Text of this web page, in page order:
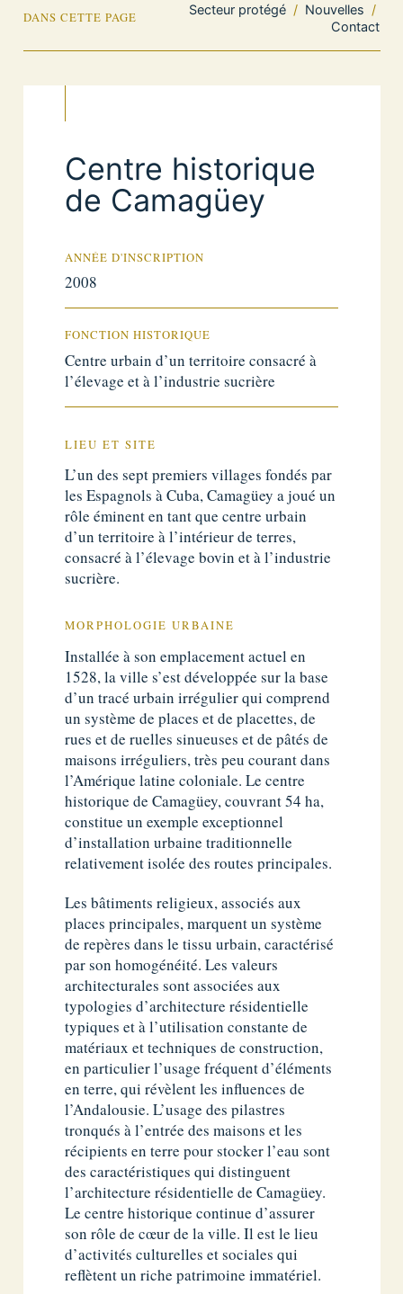
DANS CETTE PAGE
Secteur protégé / Nouvelles /
Contact
Centre historique
de Camagüey
ANNÉE D'INSCRIPTION
2008
FONCTION HISTORIQUE
Centre urbain d’un territoire consacré à
l’élevage et à l’industrie sucrière
LIEU ET SITE
L’un des sept premiers villages fondés par
les Espagnols à Cuba, Camagüey a joué un
rôle éminent en tant que centre urbain
d’un territoire à l’intérieur de terres,
consacré à l’élevage bovin et à l’industrie
sucrière.
MORPHOLOGIE URBAINE
Installée à son emplacement actuel en
1528, la ville s’est développée sur la base
d’un tracé urbain irrégulier qui comprend
un système de places et de placettes, de
rues et de ruelles sinueuses et de pâtés de
maisons irréguliers, très peu courant dans
l’Amérique latine coloniale. Le centre
historique de Camagüey, couvrant 54 ha,
constitue un exemple exceptionnel
d’installation urbaine traditionnelle
relativement isolée des routes principales.
Les bâtiments religieux, associés aux
places principales, marquent un système
de repères dans le tissu urbain, caractérisé
par son homogénéité. Les valeurs
architecturales sont associées aux
typologies d’architecture résidentielle
typiques et à l’utilisation constante de
matériaux et techniques de construction,
en particulier l’usage fréquent d’éléments
en terre, qui révèlent les influences de
l’Andalousie. L’usage des pilastres
tronqués à l’entrée des maisons et les
récipients en terre pour stocker l’eau sont
des caractéristiques qui distinguent
l’architecture résidentielle de Camagüey.
Le centre historique continue d’assurer
son rôle de cœur de la ville. Il est le lieu
d’activités culturelles et sociales qui
reflètent un riche patrimoine immatériel.